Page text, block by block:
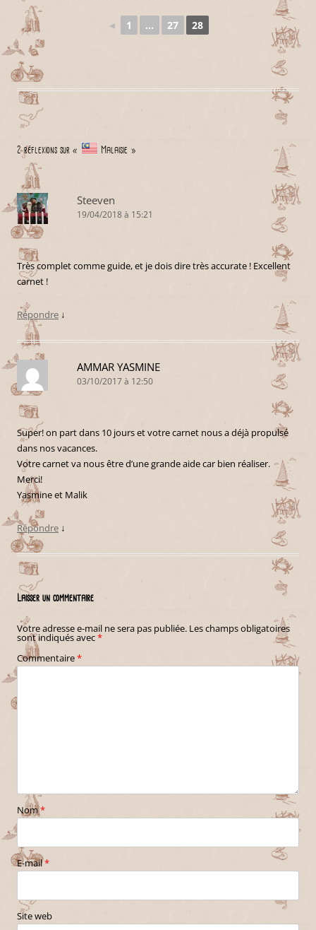
◄ 1 ... 27 28
2 réflexions sur « Malaisie »
Steeven
19/04/2018 à 15:21
Très complet comme guide, et je dois dire très accurate ! Excellent
carnet !
Répondre ↓
AMMAR YASMINE
03/10/2017 à 12:50
Super! on part dans 10 jours et votre carnet nous a déjà propulsé
dans nos vacances.
Votre carnet va nous être d’une grande aide car bien réaliser.
Merci!
Yasmine et Malik
Répondre ↓
Laisser un commentaire
Votre adresse e-mail ne sera pas publiée. Les champs obligatoires
sont indiqués avec*
Commentaire*
Nom*
E-mail*
Site web